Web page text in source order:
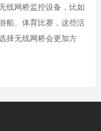
线网桥监控设备，比如
船、体育比赛，这些活
择无线网桥会更加方